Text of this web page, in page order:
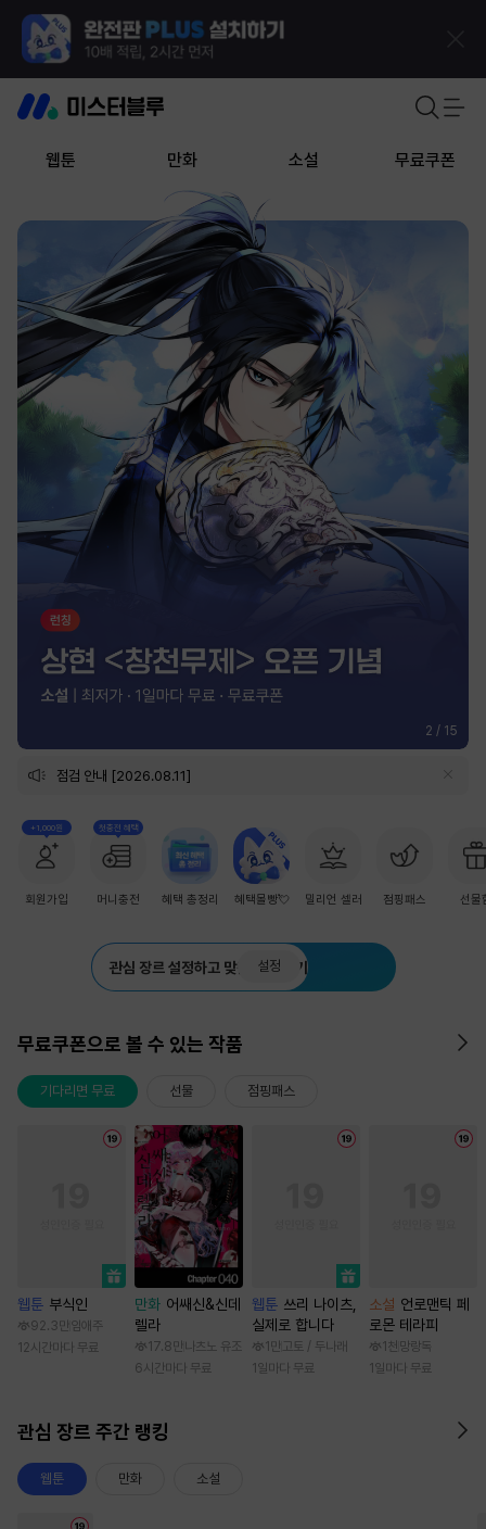
웹툰 만화 소설 무료쿠폰
2 / 15
점검 안내 [2026.08.11]
+1,000원
회원가입
첫충전 혜택
머니충전 혜택 총정리 혜택몰빵💘 밀리언 셀러 점핑패스 선물
관심 장르 설정하고 맞춤 추천 받기
설정
무료쿠폰으로 볼 수 있는 작품
기다리면 무료 선물 점핑패스
웹툰 부식인
92.3만 임애주
12시간마다 무료
만화 어쌔신&신데
렐라
17.8만 나츠노 유조
6시간마다 무료
웹툰 쓰리 나이츠,
실제로 합니다
1만 고토 / 두나래
1일마다 무료
소설 언로맨틱 페
로몬 테라피
1천 망랑독
1일마다 무료
관심 장르 주간 랭킹
웹툰 만화 소설